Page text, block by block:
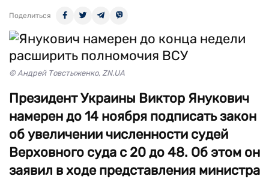
Поделиться
© Андрей Товстыженко, ZN.UA
Президент Украины Виктор Янукович
намерен до 14 ноября подписать закон
об увеличении численности судей
Верховного суда с 20 до 48. Об этом он
заявил в ходе представления министра